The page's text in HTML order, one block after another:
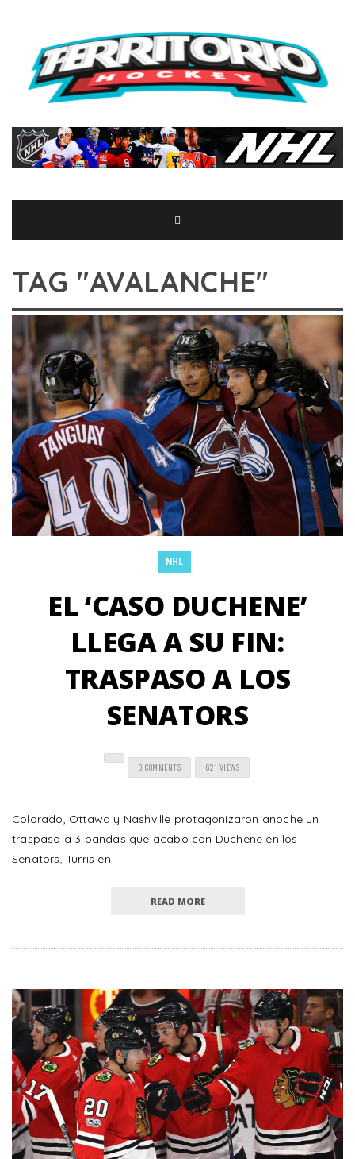
TAG "AVALANCHE"
NHL
EL ‘CASO DUCHENE’
LLEGA A SU FIN:
TRASPASO A LOS
SENATORS
0 COMMENTS 621 VIEWS
Colorado, Ottawa y Nashville protagonizaron anoche un
traspaso a 3 bandas que acabó con Duchene en los
Senators, Turris en
READ MORE